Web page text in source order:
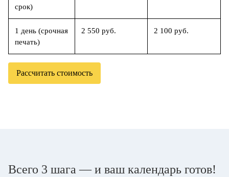
срок)
1 день (срочная
печать)
2 550 руб. 2 100 руб.
Рассчитать стоимость
Всего 3 шага — и ваш календарь готов!